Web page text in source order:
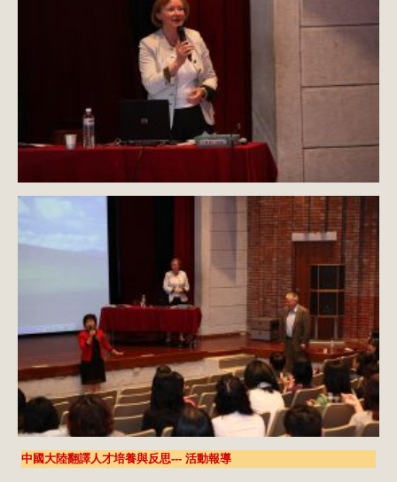
中國大陸翻譯人才培養與反思--- 活動報導